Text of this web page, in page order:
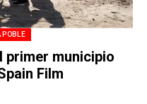
POBLE
primer municipio
Film